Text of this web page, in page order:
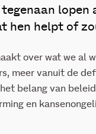
lopen
hen helpt of
over wat we al
meer vanuit de
belang van
en